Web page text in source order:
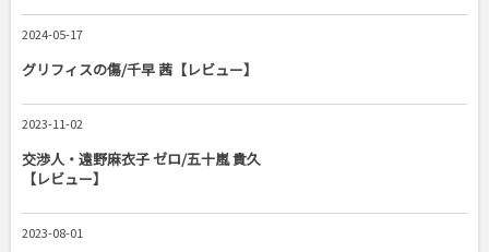
2024-05-17
グリフィスの傷/千早 茜【レビュー】
2023-11-02
交渉人・遠野麻衣子 ゼロ/五十嵐 貴久
【レビュー】
2023-08-01